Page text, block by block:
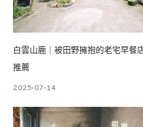
白雲山鹿｜被田野擁抱的老宅早餐
推薦
2025-07-14